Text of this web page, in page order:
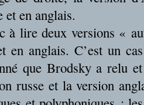
et en anglais.
à lire deux versions «
en anglais. C’est un
que Brodsky a relu
russe et la version